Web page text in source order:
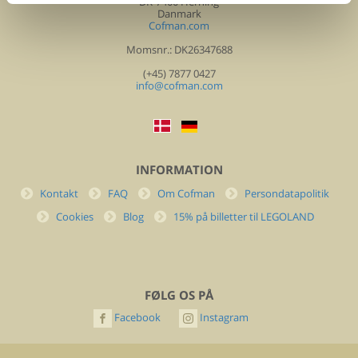
Danmark
Cofman.com
Momsnr.: DK26347688
(+45) 7877 0427
info@cofman.com
INFORMATION
Kontakt FAQ Om Cofman
Persondatapolitik
Cookies
Blog 15% på billetter til LEGOLAND
FØLG OS PÅ
Facebook Instagram